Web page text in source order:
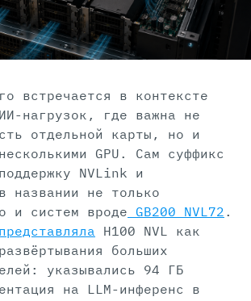
встречается в контексте
нагрузок, где важна не
отдельной карты, но и
GPU. Сам суффикс
NVLink и
названии не только
и систем вроде GB200 NVL72 .
H100 NVL как
больших
указывались 94 ГБ
на LLM-инференс в